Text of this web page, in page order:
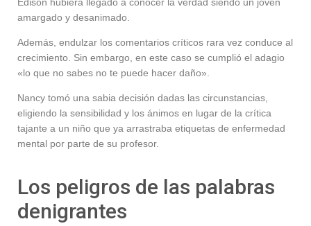
Edison hubiera llegado a conocer la verdad siendo un joven
amargado y desanimado.
Además, endulzar los comentarios críticos rara vez conduce al
crecimiento. Sin embargo, en este caso se cumplió el adagio
«lo que no sabes no te puede hacer daño».
Nancy tomó una sabia decisión dadas las circunstancias,
eligiendo la sensibilidad y los ánimos en lugar de la crítica
tajante a un niño que ya arrastraba etiquetas de enfermedad
mental por parte de su profesor.
Los peligros de las palabras
denigrantes